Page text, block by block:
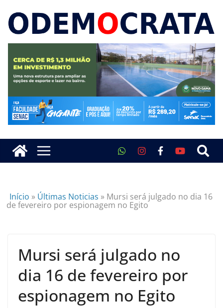
Início » Últimas Noticias » Mursi será julgado no dia 16
de fevereiro por espionagem no Egito
Mursi será julgado no
dia 16 de fevereiro por
espionagem no Egito